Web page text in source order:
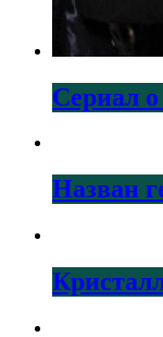
Сериал
Назван